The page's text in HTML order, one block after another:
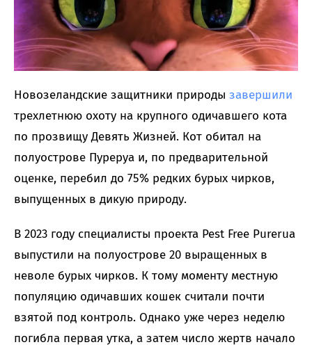
Новозеландские защитники природы завершили
трехлетнюю охоту на крупного одичавшего кота
по прозвищу Девять Жизней. Кот обитал на
полуострове Пуреруа и, по предварительной
оценке, перебил до 75% редких бурых чирков,
выпущенных в дикую природу.
В 2023 году специалисты проекта Pest Free Purerua
выпустили на полуострове 20 выращенных в
неволе бурых чирков. К тому моменту местную
популяцию одичавших кошек считали почти
взятой под контроль. Однако уже через неделю
погибла первая утка, а затем число жертв начало